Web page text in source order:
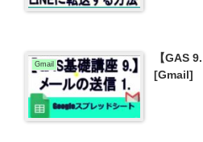
Gmail
【GAS
[Gmail]